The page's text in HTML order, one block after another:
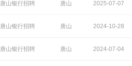
13:42:08
唐山银行招聘 唐山 2025-07-07
15:41:17
唐山银行招聘 唐山 2024-10-28
15:49:13
唐山银行招聘 唐山 2024-07-04